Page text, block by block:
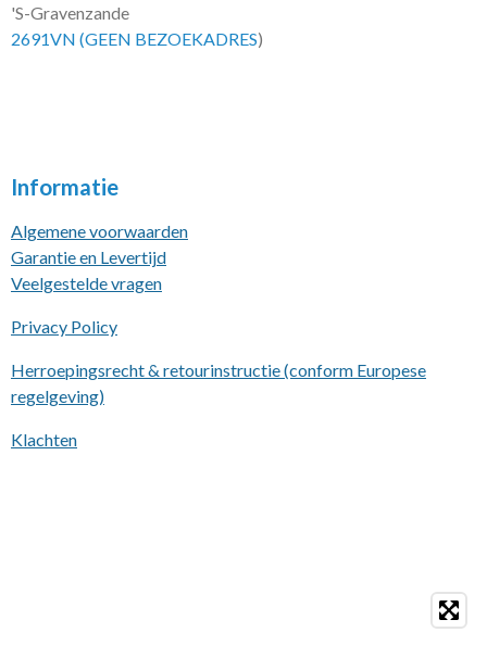
'S-Gravenzande
2691VN (GEEN BEZOEKADRES)
Informatie
Algemene voorwaarden
Garantie en Levertijd
Veelgestelde vragen
Privacy Policy
Herroepingsrecht & retourinstructie (conform Europese
regelgeving)
Klachten